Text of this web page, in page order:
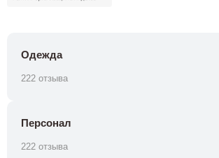
Одежда
222 отзыва
Персонал
222 отзыва